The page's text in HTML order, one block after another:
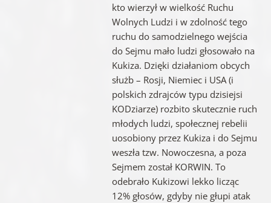
kto wierzył w wielkość Ruchu
Wolnych Ludzi i w zdolność tego
ruchu do samodzielnego wejścia
do Sejmu mało ludzi głosowało na
Kukiza. Dzięki działaniom obcych
służb – Rosji, Niemiec i USA (i
polskich zdrajców typu dzisiejsi
KODziarze) rozbito skutecznie ruch
młodych ludzi, społecznej rebelii
uosobiony przez Kukiza i do Sejmu
weszła tzw. Nowoczesna, a poza
Sejmem został KORWIN. To
odebrało Kukizowi lekko licząc
12% głosów, gdyby nie głupi atak